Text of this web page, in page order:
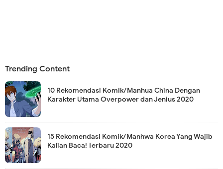
Trending Content
10 Rekomendasi Komik/Manhua China Dengan
Karakter Utama Overpower dan Jenius 2020
15 Rekomendasi Komik/Manhwa Korea Yang Wajib
Kalian Baca! Terbaru 2020